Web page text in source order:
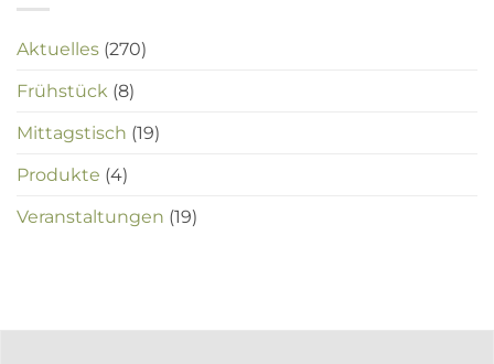
Aktuelles (270)
Frühstück (8)
Mittagstisch (19)
Produkte (4)
Veranstaltungen (19)